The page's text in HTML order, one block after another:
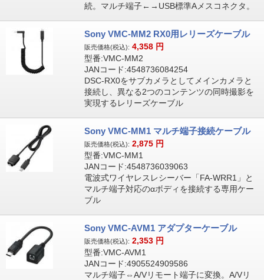
続。マルチ端子←→USB標準Aメスコネクタ。
Sony VMC-MM2 RX0用レリーズケーブル
販売価格(税込): 4,358 円
型番:VMC-MM2
JANコード:4548736084254
DSC-RX0をサブカメラとしてメインカメラと
接続し、異なる2つのコンテンツの同時撮影を
実現するレリーズケーブル
Sony VMC-MM1 マルチ端子接続ケーブル
販売価格(税込): 2,875 円
型番:VMC-MM1
JANコード:4548736039063
電波式ワイヤレスレシーバー「FA-WRR1」と
マルチ端子対応のαボディを接続する専用ケー
ブル
Sony VMC-AVM1 アダプターケーブル
販売価格(税込): 2,353 円
型番:VMC-AVM1
JANコード:4905524909586
マルチ端子⇔A/Vリモート端子に変換。A/Vリ